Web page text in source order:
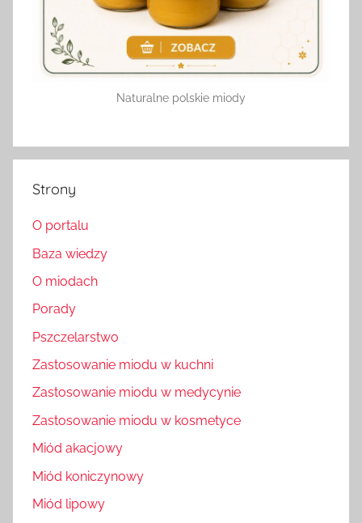
Naturalne polskie miody
Strony
O portalu
Baza wiedzy
O miodach
Porady
Pszczelarstwo
Zastosowanie miodu w kuchni
Zastosowanie miodu w medycynie
Zastosowanie miodu w kosmetyce
Miód akacjowy
Miód koniczynowy
Miód lipowy